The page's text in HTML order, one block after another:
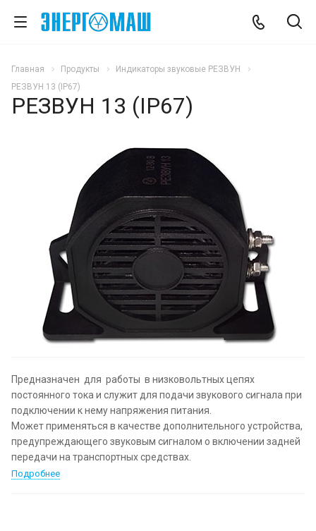
Главная Продукты
Индикаторы звуковые РЕЗВУН
РЕЗВУН 13 (IP67)
РЕЗВУН 13 (IP67)
Предназначен для работы в низковольтных цепях
постоянного тока и служит для подачи звукового сигнала при
подключении к нему напряжения питания.
Может применяться в качестве дополнительного устройства,
предупреждающего звуковым сигналом о включении задней
передачи на транспортных средствах.
Подробнее